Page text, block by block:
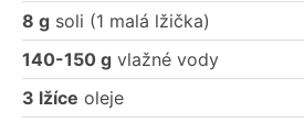
8 g soli (1 malá lžička)
140-150 g vlažné vody
3 lžíce oleje